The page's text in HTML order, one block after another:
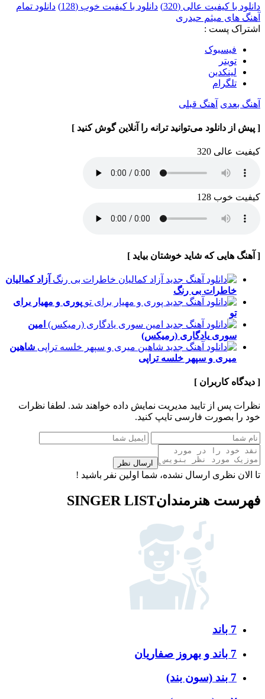
دانلود با کیفیت عالی (320) دانلود با کیفیت خوب (128)
دانلود تمام
آهنگ های میثم حیدری
اشتراک پست :
فيسبوک
تويتر
لینکدین
تلگرام
آهنگ بعدی آهنگ قبلی
[ پیش از دانلود می‌توانید ترانه را آنلاین گوش کنید ]
کیفیت عالی 320
کیفیت خوب 128
[ آهنگ هایی که شاید خوشتان بیاید ]
آزاد کمالیان
خاطرات بی رنگ
پوری و مهیار برای
تو
امین
سوری یادگاری (رمیکس)
شاهین
میری و سپهر خلسهتراپی
[ دیدگاه کاربران ]
نظرات پس از تایید مدیریت نمایش داده خواهند شد. لطفا نظرات
خود را بصورت فارسی تایپ کنید.
ارسال نظر
تا الان نظری ارسال نشده، شما اولین نفر باشید !
فهرست هنرمندانSINGER LIST
7 باند
7 باند و بهروز صفاریان
7 بند (سون بند)